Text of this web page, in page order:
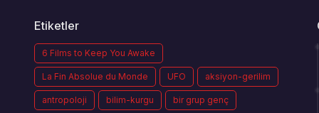
Etiketler
6 Films to Keep You Awake
La Fin Absolue du Monde UFO aksiyon-gerilim
antropoloji bilim-kurgu bir grup genç